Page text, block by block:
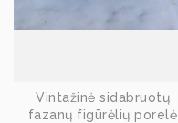
Vintažinė sidabruotų
fazanų figūrėlių porelė